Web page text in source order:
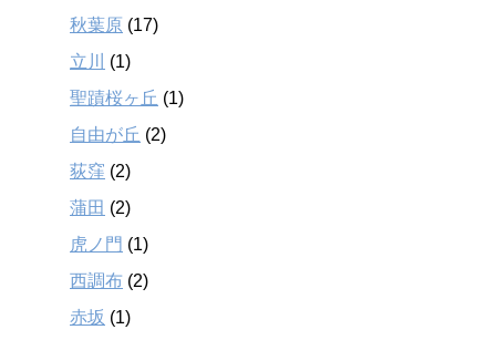
秋葉原 (17)
立川
(1)
聖蹟桜ヶ丘 (1)
自由が丘 (2)
荻窪 (2)
蒲田 (2)
虎ノ門 (1)
西調布 (2)
赤坂 (1)